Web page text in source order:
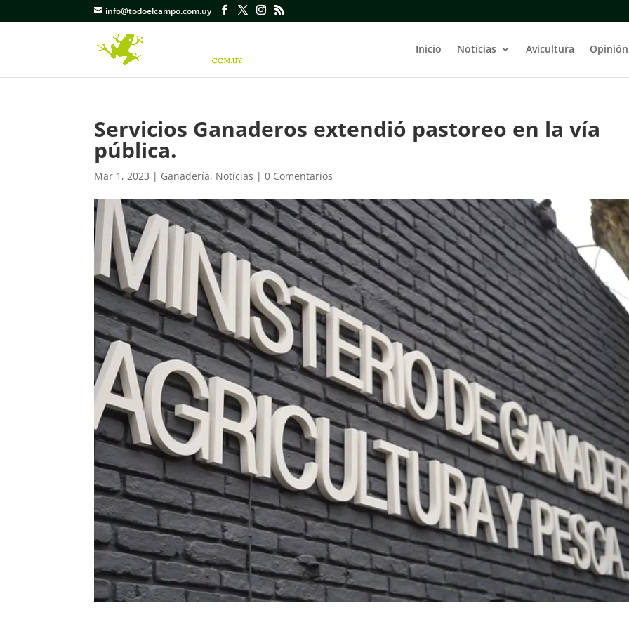
info@todoelcampo.com.uy
Inicio Noticias Avicultura Opinión
Servicios Ganaderos extendió pastoreo en la vía
pública.
Mar 1, 2023 | Ganadería, Noticias |0 Comentarios